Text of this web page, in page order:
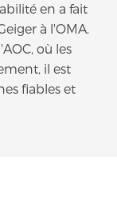
en a fait
à l'OMA.
où les
il est
fiables et